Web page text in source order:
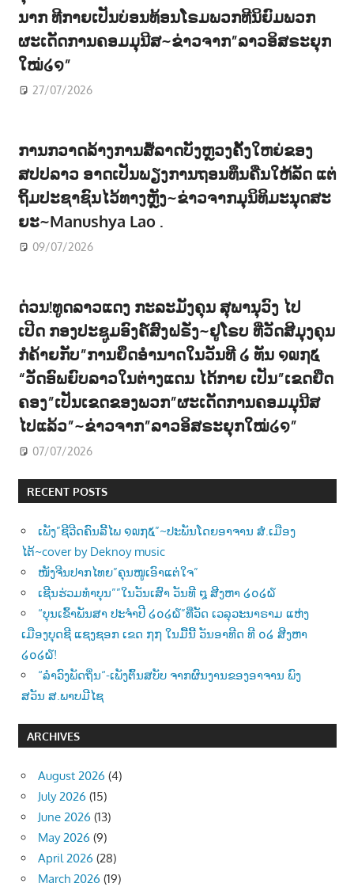
ນາກ ທີກາຍເປັນບ່ອນທ້ອນໂຣມພວກທີນິຍົມພວກ
ຜະເດັດການຄອມມຸນີສ~ຂ່າວຈາກ”ລາວອິສຣະຍຸກ
ໃໝ່໒໑”
27/07/2026
ການກວາດລ້າງການສໍ້ລາດບັງຫຼວງຄັ້ງໃຫຍ່ຂອງ
ສປປລາວ ອາດເປັນພຽງການຖອນທຶນຄືນໃຫ້ລັດ ແຕ່
ຖິ້ມປະຊາຊົນໄວ້ທາງຫຼັງ~ຂ່າວຈາກມຸນິທິມະນຸດສະ
ຍະ~Manushya Lao .
09/07/2026
ດ່ວນ!ທູດລາວແດງ ກະລະມັງຄຸນ ສຸພານຸວົງ ໄປ
ເປີດ ກອງປະຊູມອົງຄ໌ສົງຝຣັ່ງ~ຢູໂຣບ ທີ່ວັດສີມຸງຄຸນ
ກໍຄ້າຍກັບ”ການຍຶດອຳນາດໃນວັນທີ ໒ ທັນ ໑໙໗໕
“ວັດອົພຍົບລາວໃນຕ່າງແດນ ໄດ້ກາຍ ເປັນ”ເຂດຍືດ
ຄອງ”ເປັນເຂດຂອງພວກ”ຜະເດັດການຄອມມຸນີສ
ໄປແລ້ວ”~ຂ່າວຈາກ”ລາວອິສຣະຍຸກໃໝ່໒໑”
07/07/2026
RECENT POSTS
ເພັງ”ຊີວີດຄົນລີ້ໄພ ໑໙໗໕”~ປະພັນໂດຍອາຈານ ສໍ.ເມືອງ
ໄຕ້~cover by Deknoy music
ໜັງຈີນປາກໄທຍ”ຄຸນໜູເອົາແຕ່ໃຈ”
ເຊີນຮ່ວມທຳບຸນ””ໃນວັນເສົາ ວັນທີ ໘ ສີງຫາ ໒໐໒໖
“ບຸນເຂົ້າພັນສາ ປະຈຳປີ ໒໐໒໖”ທີ່ວັດ ເວລຸວະນາຣາມ ແຫ່ງ
ເມືອງບຸດຊີ ແຊງຊອກ ເຂດ ໗໗ ໃນມື້ນີ້ ວັນອາທີດ ທີ ໐໒ ສີງຫາ
໒໐໒໖!
“ລຳວົງພັດຖິ່ນ“-ເພັງຕົ້ນສບັບ ຈາກຜົນງານຂອງອາຈານ ພົງ
ສວັນ ສ.ພາບມີໄຊ
ARCHIVES
August 2026 (4)
July 2026 (15)
June 2026 (13)
May 2026 (9)
April 2026 (28)
March 2026 (19)